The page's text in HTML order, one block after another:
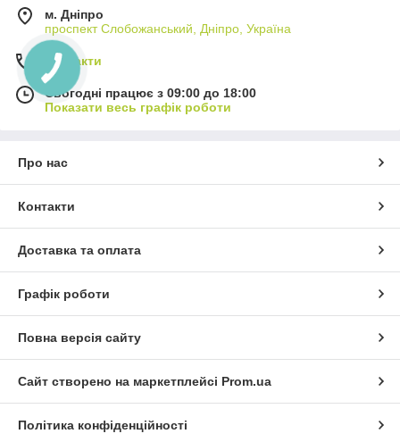
м. Дніпро
проспект Слобожанський, Дніпро, Україна
Контакти
Сьогодні працює з 09:00 до 18:00
Показати весь графік роботи
Про нас
Контакти
Доставка та оплата
Графік роботи
Повна версія сайту
Сайт створено на маркетплейсі Prom.ua
Політика конфіденційності